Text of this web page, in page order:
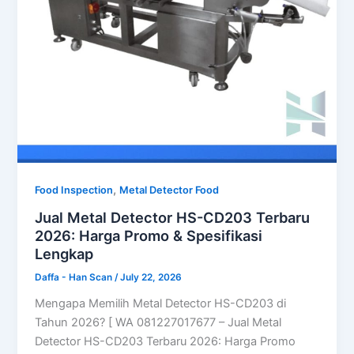
Food Inspection, Metal Detector Food
Jual Metal Detector HS-CD203 Terbaru
2026: Harga Promo & Spesifikasi
Lengkap
Daffa - Han Scan/July 22, 2026
Mengapa Memilih Metal Detector HS-CD203 di
Tahun 2026? [ WA 081227017677 – Jual Metal
Detector HS-CD203 Terbaru 2026: Harga Promo